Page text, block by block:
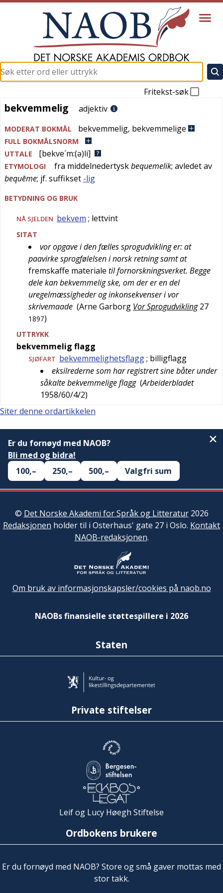
Fritekst-søk
bekvemmelig
bekvemmelig adjektiv
MODERAT BOKMÅL bekvemmelig, bekvemmelige
FULL BOKMÅLSNORM
UTTALE
[bekve´m:(ə)li]
ETYMOLOGI fra middelnedertyskbequemelik; avledet av
bequēme; jf. suffikset -lig
BETYDNING OG BRUK
NÅ SJELDEN bekvem ; lettvint
SITAT
vor opgave i den fælles sprogudvikling er: at
paavirke sprogfølelsen i norsk retning samt at
fremskaffe materiale til fornorskningsverket. Begge
dele kan bekvemmelig ske, om der er en del
uregelmæssigheder og inkonsekvenser i vor
skrivemaade (Arne Garborg Vor Sprogudvikling 27
1897)
UTTRYKK
bekvemmelig flagg
SJØFART bekvemmelighetsflagg; billigflagg
eksilrederne som har registrert sine båter under
såkalte bekvemmelige flagg (Arbeiderbladet
1958/60/4/2)
Siter denne ordartikkelen
Er du fornøyd med NAOB?
Bli med og bidra!
100,–
250,– 500,– Valgfri sum
© Det Norske Akademi for Språk og Litteratur2026
Redaksjonen holder til i Osterhaus' gate 27 i Oslo. Kontakt
NAOB-redaksjonen.
Om bruk av informasjonskapsler/cookies på naob.no
NAOBs finansielle støttespillere i 2026
Staten
Private stiftelser
Leif og Lucy Høegh Stiftelse
Ordbokens brukere
Er du fornøyd med NAOB? Store og små gaver mottas med
stor takk.